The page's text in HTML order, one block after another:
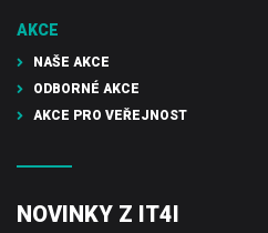
AKCE
NAŠE AKCE
ODBORNÉ AKCE
AKCE PRO VEŘEJNOST
NOVINKY Z IT4I